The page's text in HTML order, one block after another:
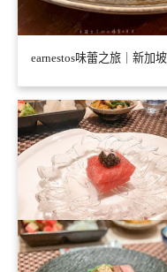
earnestos味蕾之旅｜新加